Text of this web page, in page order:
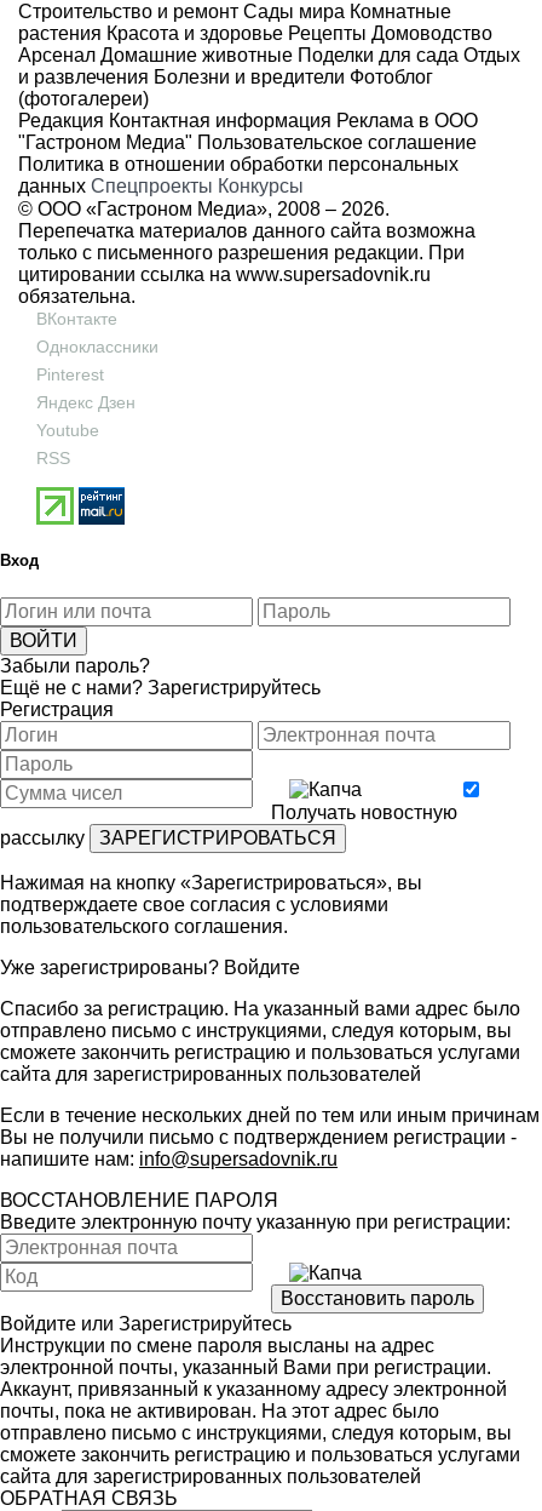
Строительство и ремонт Сады мира Комнатные
растения Красота и здоровье Рецепты Домоводство
Арсенал Домашние животные Поделки для сада Отдых
и развлечения Болезни и вредители Фотоблог
(фотогалереи)
Редакция Контактная информация Реклама в ООО
"Гастроном Медиа" Пользовательское соглашение
Политика в отношении обработки персональных
данных Спецпроекты Конкурсы
© ООО «Гастроном Медиа», 2008 – 2026.
Перепечатка материалов данного сайта возможна
только с письменного разрешения редакции. При
цитировании ссылка на www.supersadovnik.ru
обязательна.
ВКонтакте
Одноклассники
Pinterest
Яндекс Дзен
Youtube
RSS
Вход
Забыли пароль?
Ещё не с нами? Зарегистрируйтесь
Регистрация
Получать новостную
рассылку
Нажимая на кнопку «Зарегистрироваться», вы
подтверждаете свое согласия с условиями
пользовательского соглашения.
Уже зарегистрированы? Войдите
Спасибо за регистрацию. На указанный вами адрес было
отправлено письмо с инструкциями, следуя которым, вы
сможете закончить регистрацию и пользоваться услугами
сайта для зарегистрированных пользователей
Если в течение нескольких дней по тем или иным причинам
Вы не получили письмо с подтверждением регистрации -
напишите нам: info@supersadovnik.ru
ВОССТАНОВЛЕНИЕ ПАРОЛЯ
Введите электронную почту указанную при регистрации:
Войдите или Зарегистрируйтесь
Инструкции по смене пароля высланы на адрес
электронной почты, указанный Вами при регистрации.
Аккаунт, привязанный к указанному адресу электронной
почты, пока не активирован. На этот адрес было
отправлено письмо с инструкциями, следуя которым, вы
сможете закончить регистрацию и пользоваться услугами
сайта для зарегистрированных пользователей
ОБРАТНАЯ СВЯЗЬ